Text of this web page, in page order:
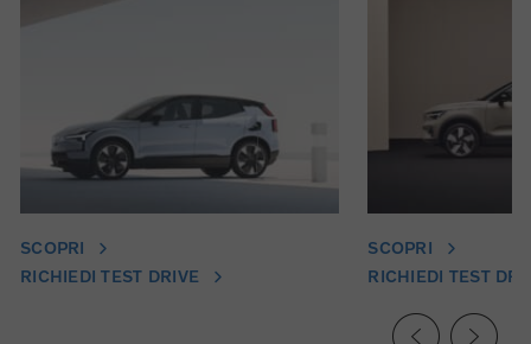
SCOPRI
RICHIEDI TEST DRIVE
SCOPRI
RICHIEDI TEST